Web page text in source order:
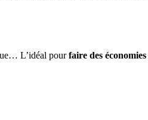
L’idéal pourfaire des économies